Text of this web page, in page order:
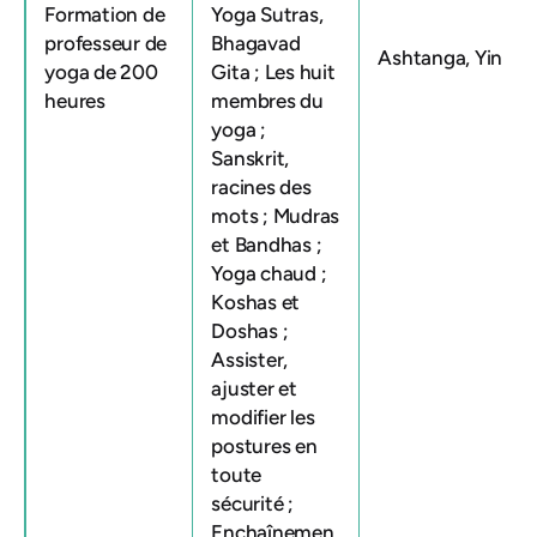
Formation de
professeur de
yoga de 200
heures
Yoga Sutras,
Bhagavad
Gita ; Les huit
membres du
yoga ;
Sanskrit,
racines des
mots ; Mudras
et Bandhas ;
Yoga chaud ;
Koshas et
Doshas ;
Assister,
ajuster et
modifier les
postures en
toute
sécurité ;
Ashtanga, Yin